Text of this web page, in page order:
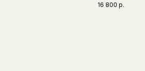
16 800 р.